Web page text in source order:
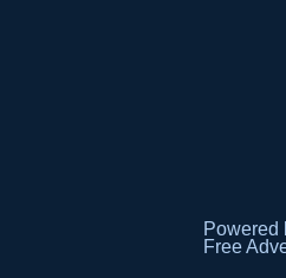
Powered
Free